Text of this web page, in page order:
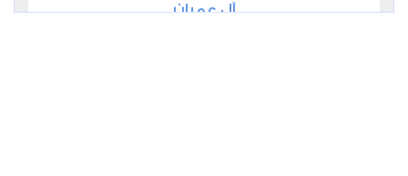
آل عمران